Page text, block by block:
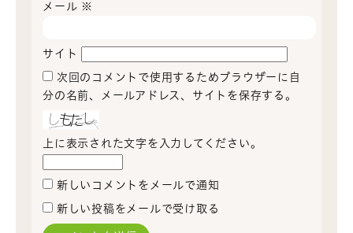
メール ※
サイト
次回のコメントで使用するためブラウザーに自
分の名前、メールアドレス、サイトを保存する。
上に表示された文字を入力してください。
新しいコメントをメールで通知
新しい投稿をメールで受け取る